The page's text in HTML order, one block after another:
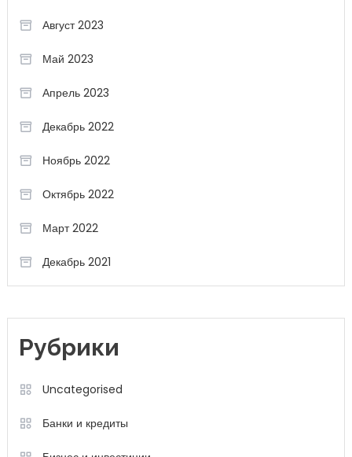
Август 2023
Май 2023
Апрель 2023
Декабрь 2022
Ноябрь 2022
Октябрь 2022
Март 2022
Декабрь 2021
Рубрики
Uncategorised
Банки и кредиты